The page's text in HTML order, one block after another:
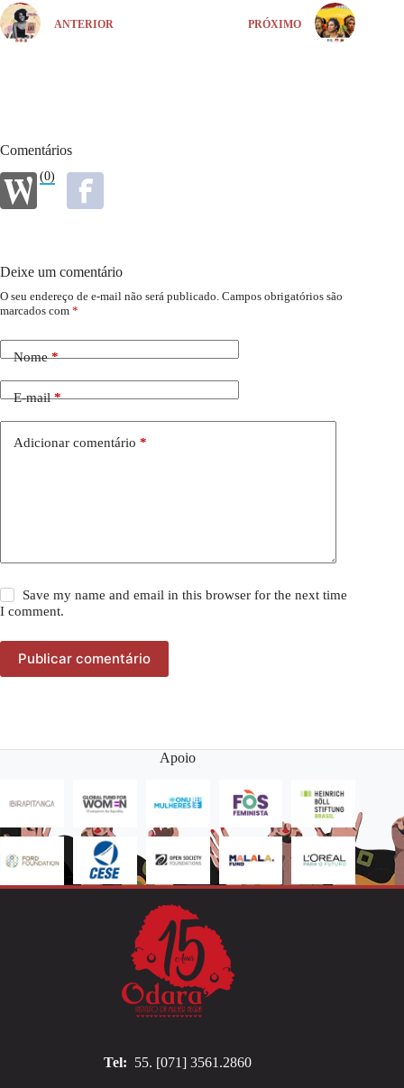
ANTERIOR PRÓXIMO
Comentários
(0)
Deixe um comentário
O seu endereço de e-mail não será publicado. Campos obrigatórios são
marcados com *
Nome*
E-mail*
Adicionar comentário *
Save my name and email in this browser for the next time
I comment.
Publicar comentário
Apoio
Tel: 55. [071] 3561.2860